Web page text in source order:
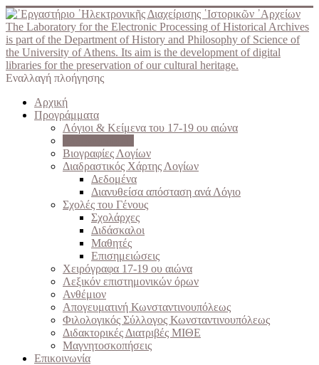
The Laboratory for the Electronic Processing of Historical Archives
is part of the Department of History and Philosophy of Science of
the University of Athens. Its aim is the development of digital
libraries for the preservation of our cultural heritage.
Εναλλαγή πλοήγησης
Αρχική
Προγράμματα
Λόγιοι & Κείμενα του 17-19 ου αιώνα
Βιογραφίες Λογίων
Διαδραστικός Χάρτης Λογίων
Δεδομένα
Διανυθείσα απόσταση ανά Λόγιο
Σχολές του Γένους
Σχολάρχες
Διδάσκαλοι
Μαθητές
Επισημειώσεις
Χειρόγραφα 17-19 ου αιώνα
Λεξικόν επιστημονικών όρων
Ανθέμιον
Απογευματινή Κωνσταντινουπόλεως
Φιλολογικός Σύλλογος Κωνσταντινουπόλεως
Διδακτορικές Διατριβές ΜΙΘΕ
Μαγνητοσκοπήσεις
Επικοινωνία